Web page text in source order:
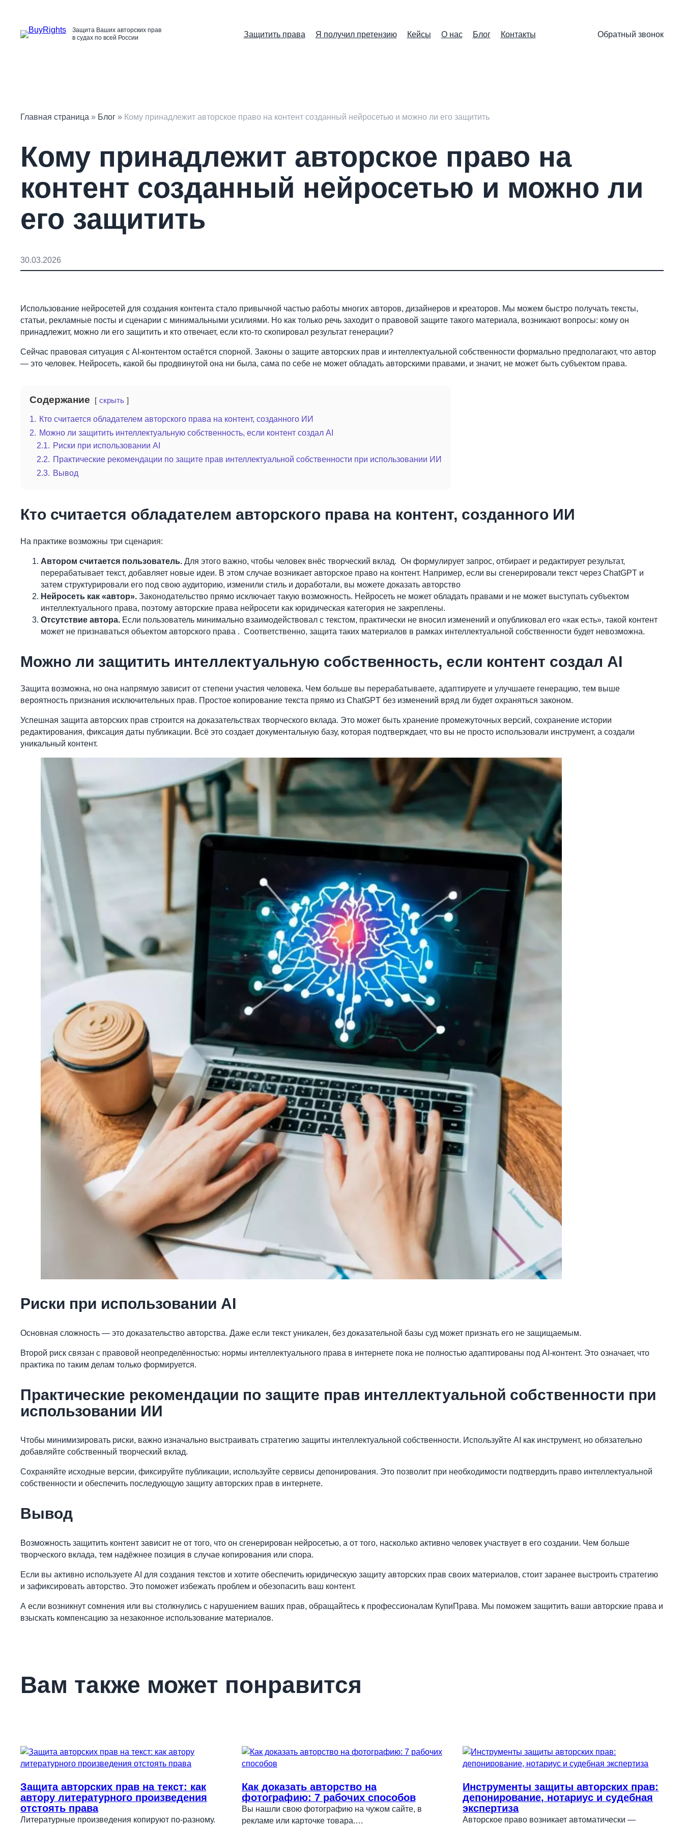
содержимому
Защита Ваших авторских прав
в судах по всей России
Защитить права Я получил претензию Кейсы О нас Блог Контакты Обратный звонок
Главная страница » Блог » Кому принадлежит авторское право на контент созданный нейросетью и можно ли его защитить
Кому принадлежит авторское право на
контент созданный нейросетью и можно ли
его защитить
30.03.2026
Использование нейросетей для создания контента стало привычной частью работы многих авторов, дизайнеров и креаторов. Мы можем быстро получать тексты,
статьи, рекламные посты и сценарии с минимальными усилиями. Но как только речь заходит о правовой защите такого материала, возникают вопросы: кому он
принадлежит, можно ли его защитить и кто отвечает, если кто-то скопировал результат генерации?
Сейчас правовая ситуация с AI-контентом остаётся спорной. Законы о защите авторских прав и интеллектуальной собственности формально предполагают, что автор
— это человек. Нейросеть, какой бы продвинутой она ни была, сама по себе не может обладать авторскими правами, и значит, не может быть субъектом права.
Содержание скрыть
1. Кто считается обладателем авторского права на контент, созданного ИИ
2. Можно ли защитить интеллектуальную собственность, если контент создал AI
2.1. Риски при использовании AI
2.2. Практические рекомендации по защите прав интеллектуальной собственности при использовании ИИ
2.3. Вывод
Кто считается обладателем авторского права на контент, созданного ИИ
На практике возможны три сценария:
Автором считается пользователь. Для этого важно, чтобы человек внёс творческий вклад. Он формулирует запрос, отбирает и редактирует результат,
перерабатывает текст, добавляет новые идеи. В этом случае возникает авторское право на контент. Например, если вы сгенерировали текст через ChatGPT и
затем структурировали его под свою аудиторию, изменили стиль и доработали, вы можете доказать авторство
Нейросеть как «автор». Законодательство прямо исключает такую возможность. Нейросеть не может обладать правами и не может выступать субъектом
интеллектуального права, поэтому авторские права нейросети как юридическая категория не закреплены.
Отсутствие автора. Если пользователь минимально взаимодействовал с текстом, практически не вносил изменений и опубликовал его «как есть», такой контент
может не признаваться объектом авторского права . Соответственно, защита таких материалов в рамках интеллектуальной собственности будет невозможна.
Можно ли защитить интеллектуальную собственность, если контент создал AI
Защита возможна, но она напрямую зависит от степени участия человека. Чем больше вы перерабатываете, адаптируете и улучшаете генерацию, тем выше
вероятность признания исключительных прав. Простое копирование текста прямо из ChatGPT без изменений вряд ли будет охраняться законом.
Успешная защита авторских прав строится на доказательствах творческого вклада. Это может быть хранение промежуточных версий, сохранение истории
редактирования, фиксация даты публикации. Всё это создает документальную базу, которая подтверждает, что вы не просто использовали инструмент, а создали
уникальный контент.
Риски при использовании AI
Основная сложность — это доказательство авторства. Даже если текст уникален, без доказательной базы суд может признать его не защищаемым.
Второй риск связан с правовой неопределённостью: нормы интеллектуального права в интернете пока не полностью адаптированы под AI-контент. Это означает, что
практика по таким делам только формируется.
Практические рекомендации по защите прав интеллектуальной собственности при
использовании ИИ
Чтобы минимизировать риски, важно изначально выстраивать стратегию защиты интеллектуальной собственности. Используйте AI как инструмент, но обязательно
добавляйте собственный творческий вклад.
Сохраняйте исходные версии, фиксируйте публикации, используйте сервисы депонирования. Это позволит при необходимости подтвердить право интеллектуальной
собственности и обеспечить последующую защиту авторских прав в интернете.
Вывод
Возможность защитить контент зависит не от того, что он сгенерирован нейросетью, а от того, насколько активно человек участвует в его создании. Чем больше
творческого вклада, тем надёжнее позиция в случае копирования или спора.
Если вы активно используете AI для создания текстов и хотите обеспечить юридическую защиту авторских прав своих материалов, стоит заранее выстроить стратегию
и зафиксировать авторство. Это поможет избежать проблем и обезопасить ваш контент.
А если возникнут сомнения или вы столкнулись с нарушением ваших прав, обращайтесь к профессионалам КупиПрава. Мы поможем защитить ваши авторские права и
взыскать компенсацию за незаконное использование материалов.
Вам также может понравится
Защита авторских прав на текст: как
автору литературного произведения
отстоять права
Литературные произведения копируют по-разному.
Как доказать авторство на
фотографию: 7 рабочих способов
Вы нашли свою фотографию на чужом сайте, в
рекламе или карточке товара.…
Инструменты защиты авторских прав:
депонирование, нотариус и судебная
экспертиза
Авторское право возникает автоматически —